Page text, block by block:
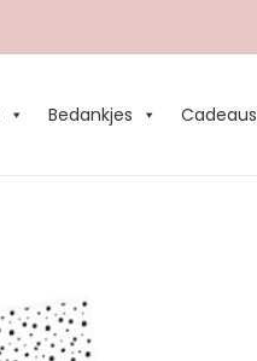
Bedankjes Cadeaus